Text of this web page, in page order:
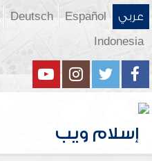
عربي Español
Deutsch
Indonesia